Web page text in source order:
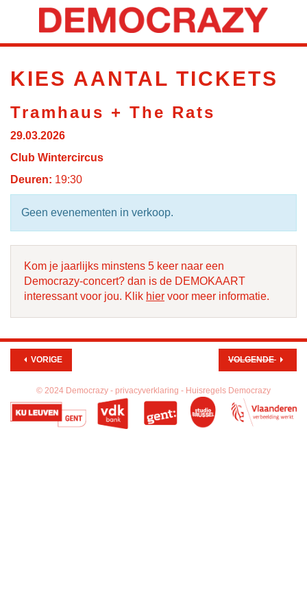
KIES AANTAL TICKETS
Tramhaus + The Rats
29.03.2026
Club Wintercircus
Deuren: 19:30
Geen evenementen in verkoop.
Kom je jaarlijks minstens 5 keer naar een
Democrazy-concert? dan is de DEMOKAART
interessant voor jou. Klik hier voor meer informatie.
VORIGE VOLGENDE
© 2024 Democrazy - privacyverklaring - Huisregels Democrazy